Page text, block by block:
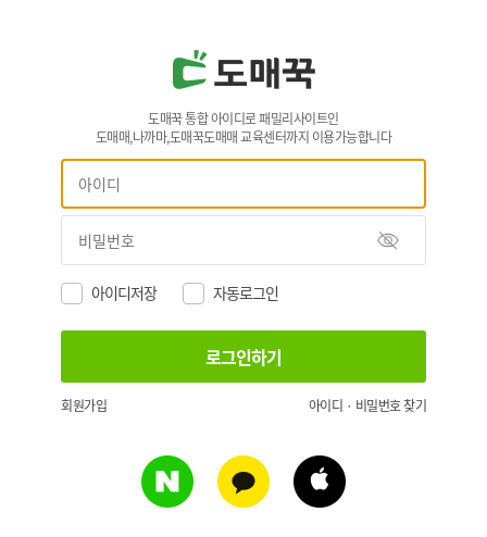
도매꾹 통합 아이디로 패밀리사이트인
도매매,나까마,도매꾹도매매 교육센터까지 이용가능합니다
아이디저장 자동로그인
회원가입 아이디 · 비밀번호 찾기